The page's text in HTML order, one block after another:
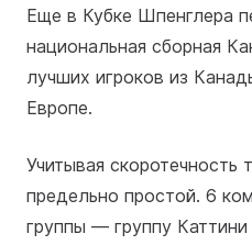
Еще в Кубке Шпенглера
национальная сборная
лучших игроков из
Европе.
Учитывая скоротечность
предельно простой. 6
группы — группу